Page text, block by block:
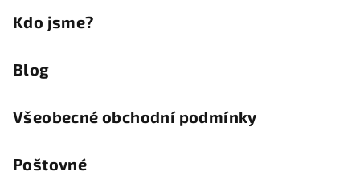
Kdo jsme?
Blog
Všeobecné obchodní podmínky
Poštovné